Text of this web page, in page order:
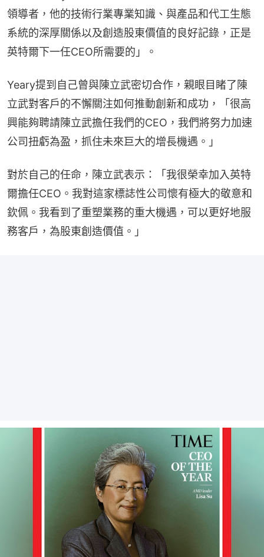
領導者，他的技術行業專業知識、與產品和代工生態
系統的深厚關係以及創造股東價值的良好記錄，正是
英特爾下一任CEO所需要的」。
Yeary提到自己曾與陳立武密切合作，親眼目睹了陳
立武對客戶的不懈關注如何推動創新和成功，「很高
興能夠聘請陳立武擔任我們的CEO，我們將努力加速
公司扭虧為盈，抓住未來巨大的增長機遇。」
對於自己的任命，陳立武表示：「我很榮幸加入英特
爾擔任CEO。我對這家標誌性公司懷有極大的敬意和
欽佩。我看到了重塑業務的重大機遇，可以更好地服
務客戶，為股東創造價值。」